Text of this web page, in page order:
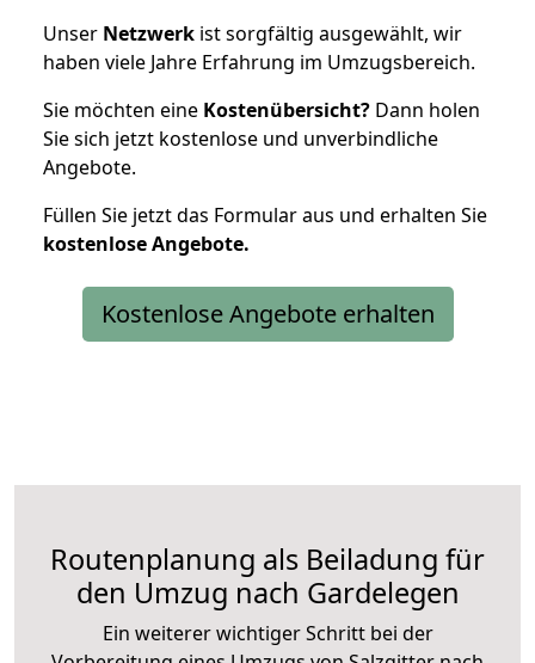
Unser Netzwerk ist sorgfältig ausgewählt, wir
haben viele Jahre Erfahrung im Umzugsbereich.
Sie möchten eine Kostenübersicht? Dann holen
Sie sich jetzt kostenlose und unverbindliche
Angebote.
Füllen Sie jetzt das Formular aus und erhalten Sie
kostenloseAngebote.
Kostenlose Angebote erhalten
Routenplanung als Beiladung für
den Umzug nach Gardelegen
Ein weiterer wichtiger Schritt bei der